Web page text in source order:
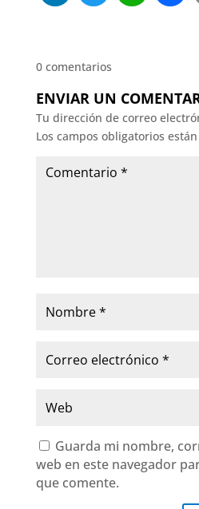
0 comentarios
ENVIAR UN
Tu dirección de correo
Los campos obligatorios
Guarda mi nombre,
web en este navegador
que comente.